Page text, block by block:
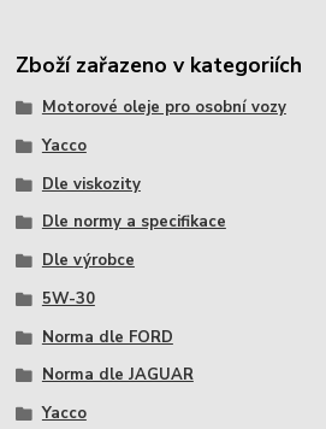
Zboží zařazeno v kategoriích
Motorové oleje pro osobní vozy
Yacco
Dle viskozity
Dle normy a specifikace
Dle výrobce
5W-30
Norma dle FORD
Norma dle JAGUAR
Yacco